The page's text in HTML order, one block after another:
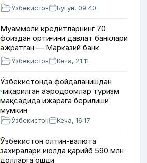
Ўзбекистон Бугун, 09:40
Муаммоли кредитларнинг 70
фоиздан ортиғини давлат банклари
ажратган — Марказий банк
Ўзбекистон Кеча, 21:11
Ўзбекистонда фойдаланишдан
чиқарилган аэродромлар туризм
мақсадида ижарага берилиши
мумкин
Ўзбекистон Кеча, 16:17
Ўзбекистон олтин-валюта
захиралари июлда қарийб 590 млн
долларга ошди